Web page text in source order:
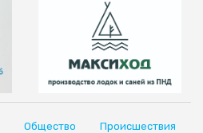
Общество
Происшествия